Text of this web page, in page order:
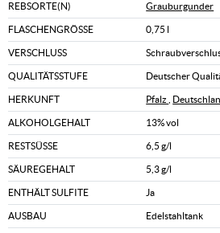
REBSORTE(N) Grauburgunder
FLASCHENGRÖSSE 0,75 l
VERSCHLUSS
QUALITÄTSSTUFE Deutscher
HERKUNFT Pfalz
ALKOHOLGEHALT 13% vol
RESTSÜSSE 6,5 g/l
SÄUREGEHALT 5,3 g/l
ENTHÄLT SULFITE Ja
AUSBAU Edelstahltank